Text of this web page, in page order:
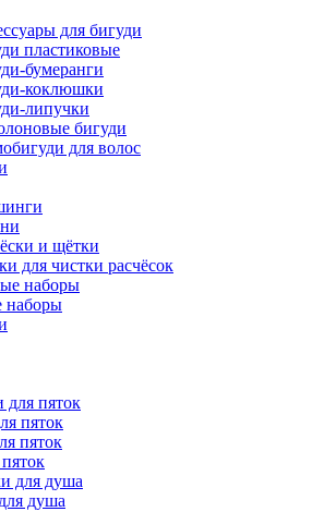
для бигуди
пластиковые
бумеранги
коклюшки
липучки
бигуди
для волос
и щётки
для чистки расчёсок
наборы
пяток
душа